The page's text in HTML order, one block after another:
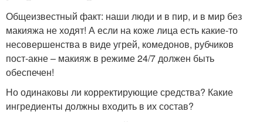
Общеизвестный факт: наши люди и в пир, и в мир без
макияжа не ходят! А если на коже лица есть какие-то
несовершенства в виде угрей, комедонов, рубчиков
пост-акне – макияж в режиме 24/7 должен быть
обеспечен!
Но одинаковы ли корректирующие средства? Какие
ингредиенты должны входить в их состав?